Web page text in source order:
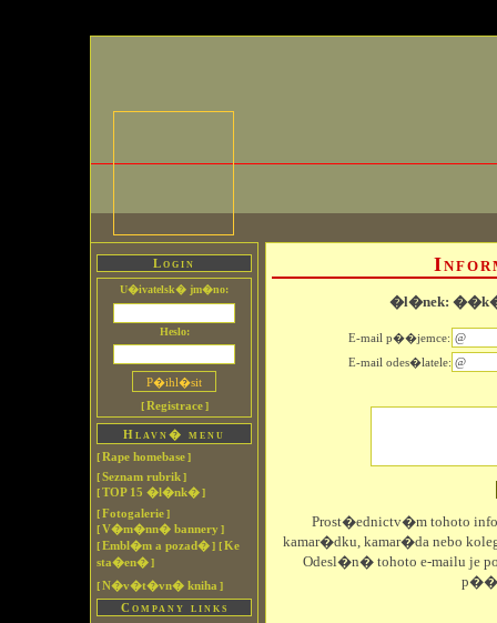
Login
U�ivatelsk� jm�no:
Heslo:
[ Registrace ]
Hlavn� menu
[Rape homebase]
[Seznam rubrik]
[TOP 15 �l�nk�]
[Fotogalerie]
[V�m�nn� bannery ]
[Embl�m a pozad�] [Ke
sta�en�]
[N�v�t�vn� kniha ]
Company links
�l�nek: ��k�
E-mail p��jemce:
E-mail odes�latele:
Prost�ednictv�m tohoto
kamar�dku, kamar�da nebo
Odesl�n� tohoto e-mailu je